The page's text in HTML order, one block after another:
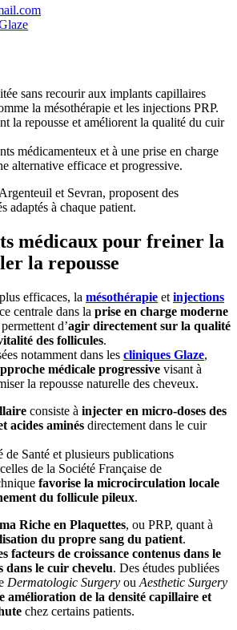
sans recourir aux implants capillaires
la mésothérapie et les injections PRP.
la repousse et améliorent la qualité du cuir
médicamenteux et à une prise en charge
alternative efficace et progressive.
et Sevran, proposent des
adaptés à chaque patient.
médicaux pour freiner la
la repousse
efficaces, la mésothérapie et injections
centrale dans la prise en charge moderne
d’agir directement sur la qualité
des follicules.
notamment dans les cliniques Glaze,
médicale progressive visant à
la repousse naturelle des cheveux.
consiste à injecter en micro-doses des
acides aminés directement dans le cuir
Santé et plusieurs publications
de la Société Française de
favorise la microcirculation locale
du follicule pileux.
Riche en Plaquettes, ou PRP, quant à
du propre sang du patient.
facteurs de croissance contenus dans le
dans le cuir chevelu. Des études publiées
Dermatologic Surgery ou Aesthetic Surgery
amélioration de la densité capillaire et
chez certains patients.